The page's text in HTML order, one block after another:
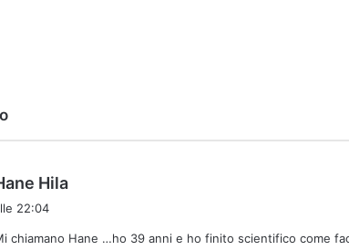
Hila
e
22:04
chiamano Hane …ho 39 anni e ho finito scientifico come